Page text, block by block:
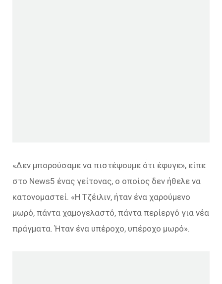
«Δεν μπορούσαμε να πιστέψουμε ότι έφυγε», είπε
στο News5 ένας γείτονας, ο οποίος δεν ήθελε να
κατονομαστεί. «Η Τζέιλιν, ήταν ένα χαρούμενο
μωρό, πάντα χαμογελαστό, πάντα περίεργό για νέα
πράγματα. Ήταν ένα υπέροχο, υπέροχο μωρό».